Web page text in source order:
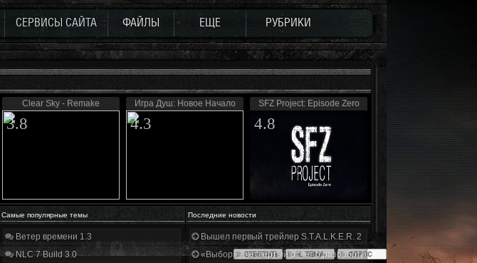
СЕРВИСЫ САЙТА ФАЙЛЫ ЕЩЕ РУБРИКИ
Clear Sky - Remake
3.8
Игра Душ: Новое Начало
4.3
SFZ Project: Episode Zero
4.8
Самые популярные темы Последние новости
и сюжет | Разбор трейлера
Ветер времени 1.3
NLC 7 Build 3.0
Вышел первый трейлер S.T.A.L.K.E.R. 2
«Выбор» - четвертый отчет о разработке!